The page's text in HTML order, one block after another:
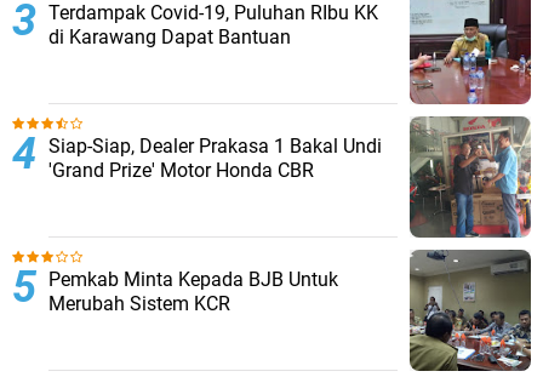
Terdampak Covid-19, Puluhan RIbu KK
di Karawang Dapat Bantuan
Siap-Siap, Dealer Prakasa 1 Bakal Undi
'Grand Prize' Motor Honda CBR
Pemkab Minta Kepada BJB Untuk
Merubah Sistem KCR